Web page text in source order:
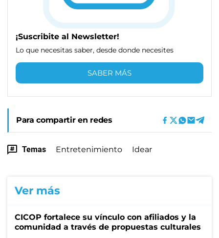
¡Suscribite al Newsletter!
Lo que necesitas saber, desde donde necesites
SABER MÁS
Para compartir en redes
Temas Entretenimiento Idear
Ver más
CICOP fortalece su vínculo con afiliados y la
comunidad a través de propuestas culturales